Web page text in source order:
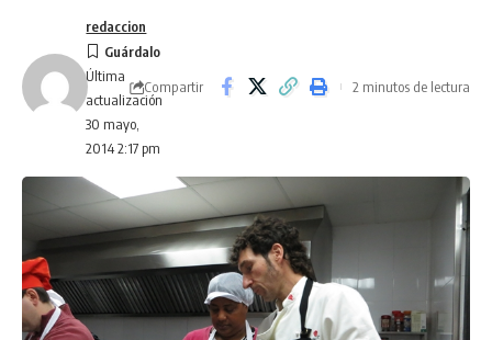
Última
actualización
30 mayo,
2014 2:17 pm
redaccion
Compartir 2 minutos de lectura